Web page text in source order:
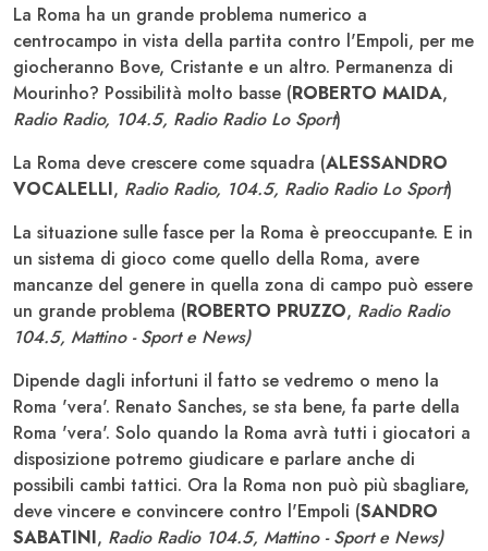
La Roma ha un grande problema numerico a
centrocampo in vista della partita contro l'Empoli, per me
giocheranno Bove, Cristante e un altro. Permanenza di
Mourinho? Possibilità molto basse (ROBERTO MAIDA,
Radio Radio, 104.5, Radio Radio Lo Sport)
La Roma deve crescere come squadra (ALESSANDRO
VOCALELLI, Radio Radio, 104.5, Radio Radio Lo Sport)
La situazione sulle fasce per la Roma è preoccupante. E in
un sistema di gioco come quello della Roma, avere
mancanze del genere in quella zona di campo può essere
un grande problema (ROBERTO PRUZZO, Radio Radio
104.5, Mattino - Sport e News)
Dipende dagli infortuni il fatto se vedremo o meno la
Roma 'vera'. Renato Sanches, se sta bene, fa parte della
Roma 'vera'. Solo quando la Roma avrà tutti i giocatori a
disposizione potremo giudicare e parlare anche di
possibili cambi tattici. Ora la Roma non può più sbagliare,
deve vincere e convincere contro l'Empoli (SANDRO
SABATINI, Radio Radio 104.5, Mattino - Sport e News)